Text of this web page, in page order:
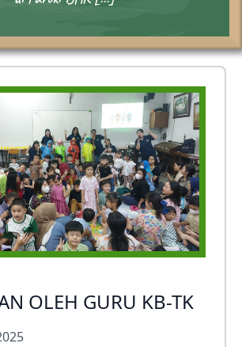
OLEH GURU KB-TK